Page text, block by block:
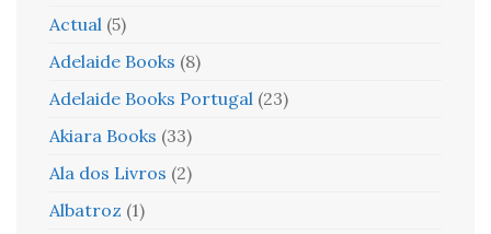
Actual (5)
Adelaide Books (8)
Adelaide Books Portugal (23)
Akiara Books (33)
Ala dos Livros (2)
Albatroz (1)